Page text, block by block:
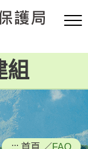
組
::: 首頁 ／FAQ